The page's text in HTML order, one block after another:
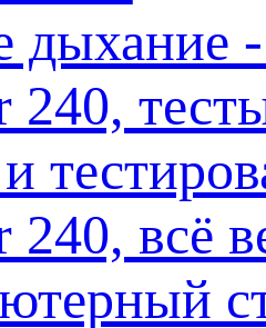
дыхание
240,
240, всё